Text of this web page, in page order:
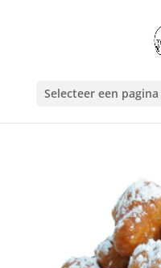
Selecteer een pagina